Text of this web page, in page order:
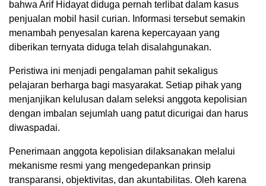
bahwa Arif Hidayat diduga pernah terlibat dalam kasus
penjualan mobil hasil curian. Informasi tersebut semakin
menambah penyesalan karena kepercayaan yang
diberikan ternyata diduga telah disalahgunakan.
Peristiwa ini menjadi pengalaman pahit sekaligus
pelajaran berharga bagi masyarakat. Setiap pihak yang
menjanjikan kelulusan dalam seleksi anggota kepolisian
dengan imbalan sejumlah uang patut dicurigai dan harus
diwaspadai.
Penerimaan anggota kepolisian dilaksanakan melalui
mekanisme resmi yang mengedepankan prinsip
transparansi, objektivitas, dan akuntabilitas. Oleh karena